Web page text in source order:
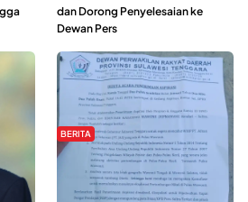
dan Dorong Penyelesaian ke
Dewan Pers
BERITA
Hipmawani Bersama DPRD Sultra
Sepakati RDP Perihal IUP
Pertambangan di Pulau Wawonii